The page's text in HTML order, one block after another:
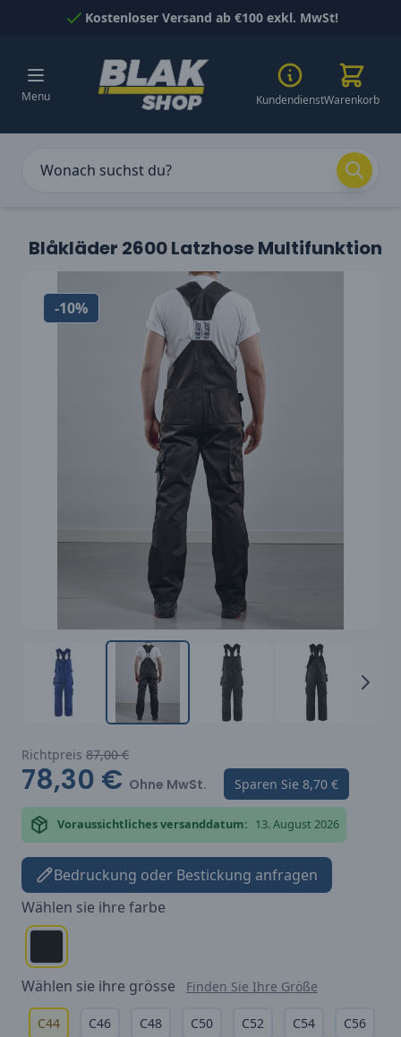
Skip to ContentKostenloser Versand ab €100 exkl. MwSt!
Menu KundendienstWarenkorb
Blåkläder 2600 Latzhose Multifunktion
-10%
Richtpreis 87,00 €
78,30 € Ohne MwSt. Sparen Sie 8,70 €
Voraussichtliches versanddatum: 13. August 2026
Bedruckung oder Bestickung anfragen
Wählen sie ihre farbe
Wählen sie ihre grösse Finden Sie Ihre Größe
C44 C46 C48 C50 C52 C54 C56